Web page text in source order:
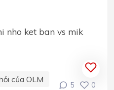
nho ket ban vs mik
của OLM
5 0